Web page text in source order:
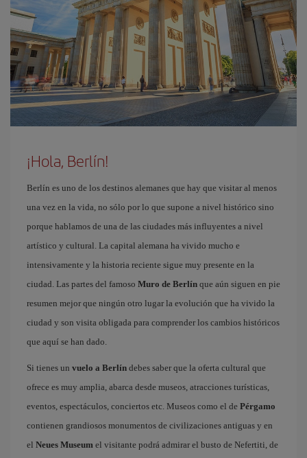
¡Hola, Berlín!
Berlín es uno de los destinos alemanes que hay que visitar al menos
una vez en la vida, no sólo por lo que supone a nivel histórico sino
porque hablamos de una de las ciudades más influyentes a nivel
artístico y cultural. La capital alemana ha vivido mucho e
intensivamente y la historia reciente sigue muy presente en la
ciudad. Las partes del famoso Muro de Berlín que aún siguen en pie
resumen mejor que ningún otro lugar la evolución que ha vivido la
ciudad y son visita obligada para comprender los cambios históricos
que aquí se han dado.
Si tienes un vuelo a Berlín debes saber que la oferta cultural que
ofrece es muy amplia, abarca desde museos, atracciones turísticas,
eventos, espectáculos, conciertos etc. Museos como el de Pérgamo
contienen grandiosos monumentos de civilizaciones antiguas y en
el Neues Museum el visitante podrá admirar el busto de Nefertiti, de